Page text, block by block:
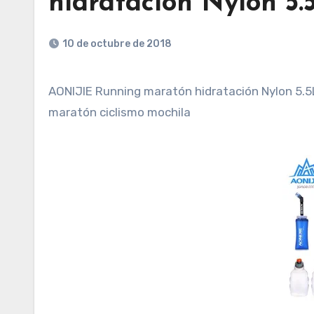
10 de octubre de 2018
AONIJIE Running maratón hidratación Nylon 5.5L bolsos corrientes al aire libre senderismo mochila chaleco
maratón ciclismo mochila